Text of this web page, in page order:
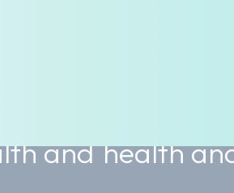
health and